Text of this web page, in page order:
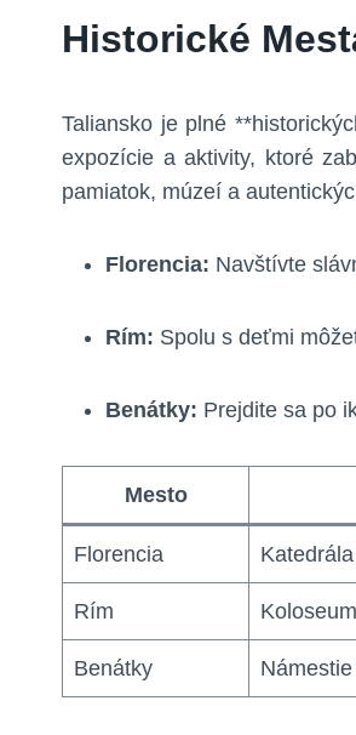
Historické
Taliansko je plné
expozície a aktivity, ktoré
pamiatok, múzeí a
Florencia: Navštívte
Rím: Spolu s deťmi
Benátky: Prejdite sa po
Mesto
Florencia
Rím Koloseum
Benátky